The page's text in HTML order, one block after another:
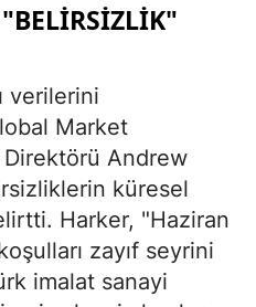
verilerini
Market
Andrew
küresel
Harker, "Haziran
zayıf seyrini
imalat sanayi